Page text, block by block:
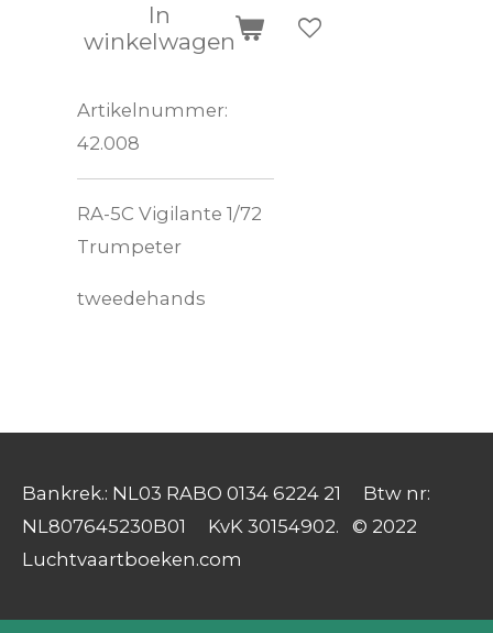
In
winkelwagen
Artikelnummer:
42.008
RA-5C Vigilante 1/72
Trumpeter
tweedehands
Bankrek.: NL03 RABO 0134 6224 21 Btw nr:
NL807645230B01 KvK 30154902. © 2022
Luchtvaartboeken.com